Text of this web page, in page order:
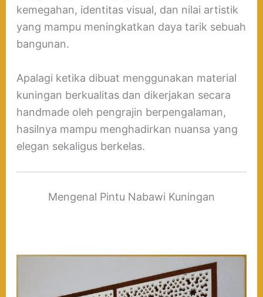
kemegahan, identitas visual, dan nilai artistik
yang mampu meningkatkan daya tarik sebuah
bangunan.
Apalagi ketika dibuat menggunakan material
kuningan berkualitas dan dikerjakan secara
handmade oleh pengrajin berpengalaman,
hasilnya mampu menghadirkan nuansa yang
elegan sekaligus berkelas.
Mengenal Pintu Nabawi Kuningan